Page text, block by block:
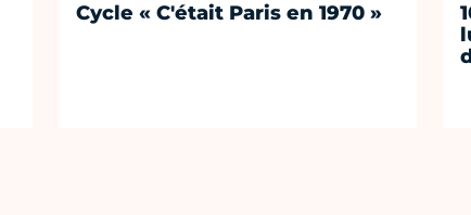
Cycle « C'était Paris en 1970 »